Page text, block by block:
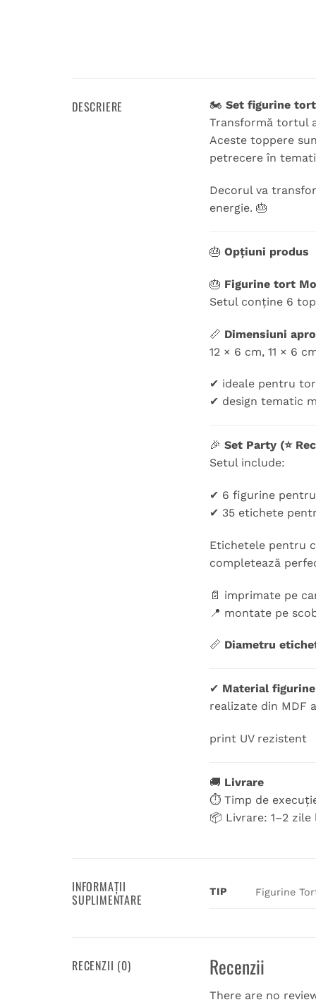
DESCRIERE 🏍️ Set figurine
Transformă tortul
Aceste toppere
petrecere în
Decorul va
energie. 🎂
🎂 Opțiuni produs
🎂 Figurine tort
Setul conține 6
📏 Dimensiuni
12 × 6 cm, 11 × 6
✔ ideale pentru
✔ design tematic
🎉 Set Party (⭐
Setul include:
✔ 6 figurine
✔ 35 etichete
Etichetele pentru
completează
📄 imprimate pe
📍 montate pe
📏 Diametru
✔ Material figurine
realizate din MDF
print UV rezistent
🚚 Livrare
⏱ Timp de
📦 Livrare: 1–2
INFORMAȚII
SUPLIMENTARE TIP Figurine
RECENZII (0) Recenzii
There are no